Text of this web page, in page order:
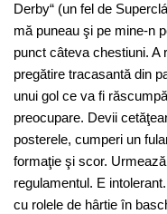
Derby“ (un fel de
mă puneau şi pe mine-n
punct câteva chestiuni. A
pregătire tracasantă din
unui gol ce va fi
preocupare. Devii
posterele, cumperi un
formaţie şi scor.
regulamentul. E
cu rolele de hârtie în